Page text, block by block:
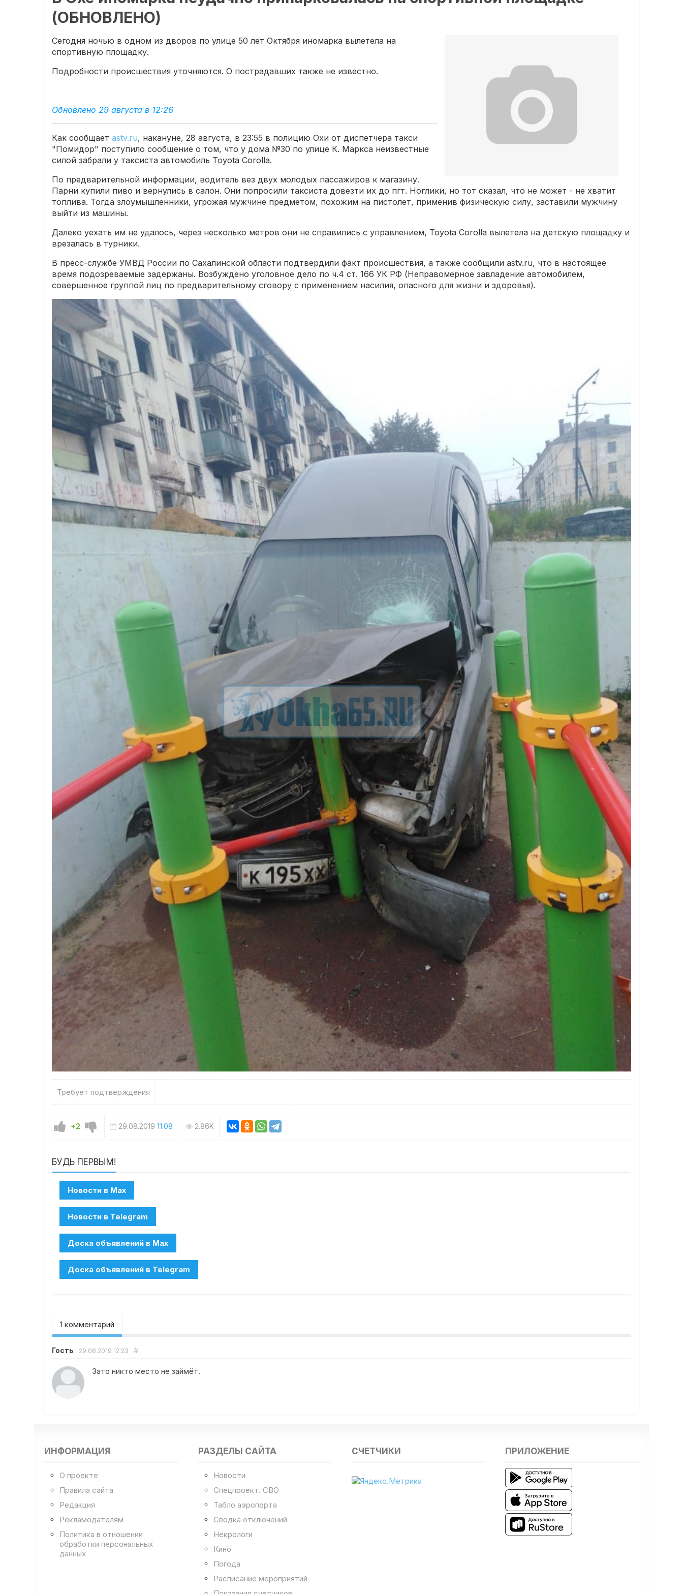
(ОБНОВЛЕНО)
Сегодня ночью в одном из дворов по улице 50 лет Октября иномарка вылетела на
спортивную площадку.
Подробности происшествия уточняются. О пострадавших также не известно.
Обновлено 29 августа в 12:26
Как сообщаетastv.ru, накануне, 28 августа, в 23:55 в полицию Охи от диспетчера такси
"Помидор" поступило сообщение о том, что у дома №30 по улице К. Маркса неизвестные
силой забрали у таксиста автомобиль Toyota Corolla.
По предварительной информации, водитель вез двух молодых пассажиров к магазину.
Парни купили пиво и вернулись в салон. Они попросили таксиста довезти их до пгт. Ноглики, но тот сказал, что не может - не хватит
топлива. Тогда злоумышленники, угрожая мужчине предметом, похожим на пистолет, применив физическую силу, заставили мужчину
выйти из машины.
Далеко уехать им не удалось, через несколько метров они не справились с управлением, Toyota Corolla вылетела на детскую площадку и
врезалась в турники.
В пресс-службе УМВД России по Сахалинской области подтвердили факт происшествия, а также сообщили astv.ru, что в настоящее
время подозреваемые задержаны. Возбуждено уголовное дело по ч.4 ст. 166 УК РФ (Неправомерное завладение автомобилем,
совершенное группой лиц по предварительному сговору с применением насилия, опасного для жизни и здоровья).
Требует подтверждения
+2 29.08.2019 11:08 2.86K
БУДЬ ПЕРВЫМ!
1 комментарий
Гость 29.08.2019 12:23 #
Зато никто место не займёт.
ИНФОРМАЦИЯ
О проекте
Правила сайта
Редакция
Рекламодателям
Политика в отношении
обработки персональных
данных
РАЗДЕЛЫ САЙТА
Новости
Спецпроект. СВО
Табло аэропорта
Сводка отключений
Некрологи
Кино
Погода
Расписание мероприятий
СЧЕТЧИКИ ПРИЛОЖЕНИЕ